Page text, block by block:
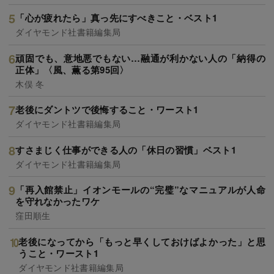
「心が疲れたら」真っ先にすべきこと・ベスト1
ダイヤモンド社書籍編集局
頑固でも、意地悪でもない…融通が利かない人の「納得の
正体」〈風、薫る第95回〉
木俣 冬
老後にダントツで後悔すること・ワースト1
ダイヤモンド社書籍編集局
すさまじく仕事ができる人の「休日の習慣」ベスト1
ダイヤモンド社書籍編集局
「再入館禁止」イオンモールの“完璧”なマニュアルが人命
を守れなかったワケ
窪田順生
老後になってから「もっと早くしておけばよかった」と思
うこと・ワースト1
ダイヤモンド社書籍編集局